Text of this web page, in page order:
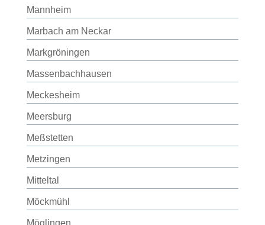
Mannheim
Marbach am Neckar
Markgröningen
Massenbachhausen
Meckesheim
Meersburg
Meßstetten
Metzingen
Mitteltal
Möckmühl
Möglingen